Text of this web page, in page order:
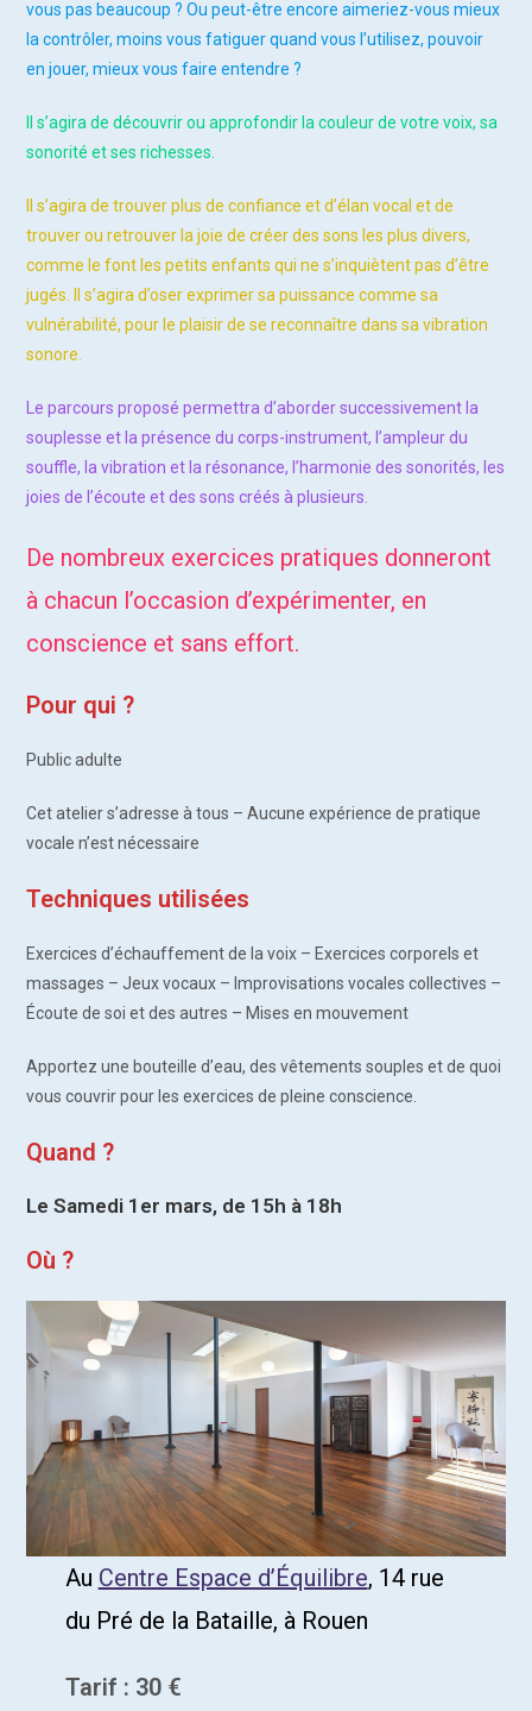
vous pas beaucoup ? Ou peut-être encore aimeriez-vous mieux
la contrôler, moins vous fatiguer quand vous l’utilisez, pouvoir
en jouer, mieux vous faire entendre ?
Il s’agira de découvrir ou approfondir la couleur de votre voix, sa
sonorité et ses richesses.
Il s’agira de trouver plus de confiance et d’élan vocal et de
trouver ou retrouver la joie de créer des sons les plus divers,
comme le font les petits enfants qui ne s’inquiètent pas d’être
jugés. Il s’agira d’oser exprimer sa puissance comme sa
vulnérabilité, pour le plaisir de se reconnaître dans sa vibration
sonore.
Le parcours proposé permettra d’aborder successivement la
souplesse et la présence du corps-instrument, l’ampleur du
souffle, la vibration et la résonance, l’harmonie des sonorités, les
joies de l’écoute et des sons créés à plusieurs.
De nombreux exercices pratiques donneront
à chacun l’occasion d’expérimenter, en
conscience et sans effort.
Pour qui ?
Public adulte
Cet atelier s’adresse à tous – Aucune expérience de pratique
vocale n’est nécessaire
Techniques utilisées
Exercices d’échauffement de la voix – Exercices corporels et
massages – Jeux vocaux – Improvisations vocales collectives –
Écoute de soi et des autres – Mises en mouvement
Apportez une bouteille d’eau, des vêtements souples et de quoi
vous couvrir pour les exercices de pleine conscience.
Quand ?
Le Samedi 1er mars, de 15h à 18h
Où ?
Au Centre Espace d’Équilibre, 14 rue
du Pré de la Bataille, à Rouen
Tarif : 30 €